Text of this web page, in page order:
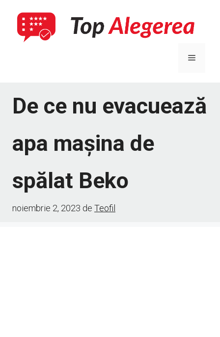
conținut
Meniu
De ce nu evacuează
apa mașina de
spălat Beko
noiembrie 2, 2023 de Teofil